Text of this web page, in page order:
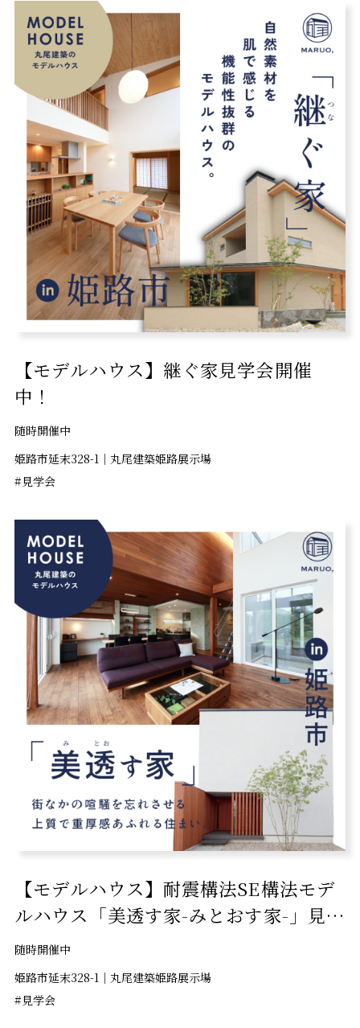
【モデルハウス】継ぐ家見学会開催
中！
随時開催中
姫路市延末328-1｜丸尾建築姫路展示場
#見学会
【モデルハウス】耐震構法SE構法モデ
ルハウス「美透す家-みとおす家-」見学
会開催中！
随時開催中
姫路市延末328-1｜丸尾建築姫路展示場
#見学会